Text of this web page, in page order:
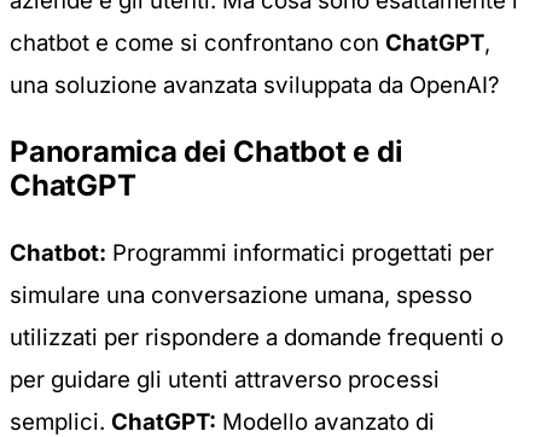
chatbot e come si confrontano con ChatGPT,
una soluzione avanzata sviluppata da OpenAI?
Panoramica dei Chatbot e di
ChatGPT
Chatbot: Programmi informatici progettati per
simulare una conversazione umana, spesso
utilizzati per rispondere a domande frequenti o
per guidare gli utenti attraverso processi
semplici. ChatGPT: Modello avanzato di